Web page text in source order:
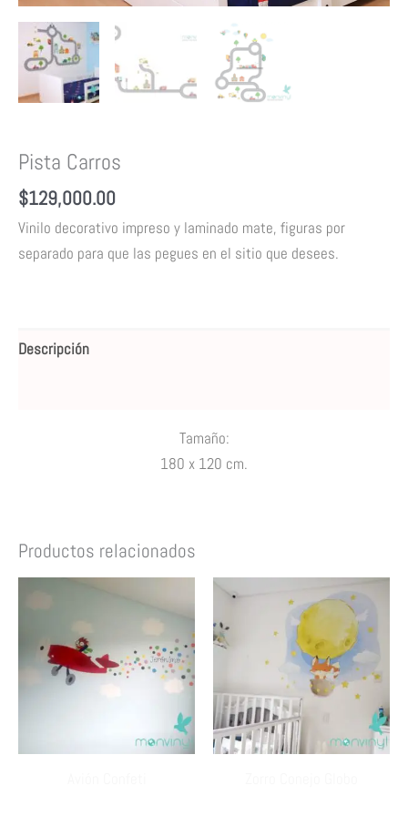
Pista Carros
$129,000.00
Vinilo decorativo impreso y laminado mate, figuras por
separado para que las pegues en el sitio que desees.
Descripción
Tamaño:
180 x 120 cm.
Productos relacionados